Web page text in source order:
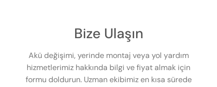
Bize Ulaşın
Akü değişimi, yerinde montaj veya yol yardım
hizmetlerimiz hakkında bilgi ve fiyat almak için
formu doldurun. Uzman ekibimiz en kısa sürede